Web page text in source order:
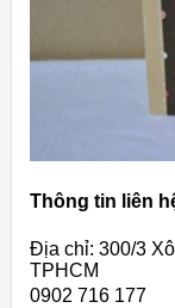
Thông tin liên
Địa chỉ: 300/3
TPHCM
0902 716 177